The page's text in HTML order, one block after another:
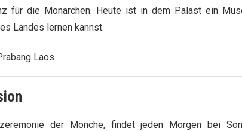
für die Monarchen. Heute ist in dem Palast ein
Landes lernen kannst.
der Mönche, findet jeden Morgen bei